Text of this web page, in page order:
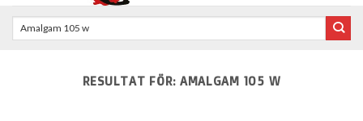
RESULTAT FÖR: AMALGAM 105 W